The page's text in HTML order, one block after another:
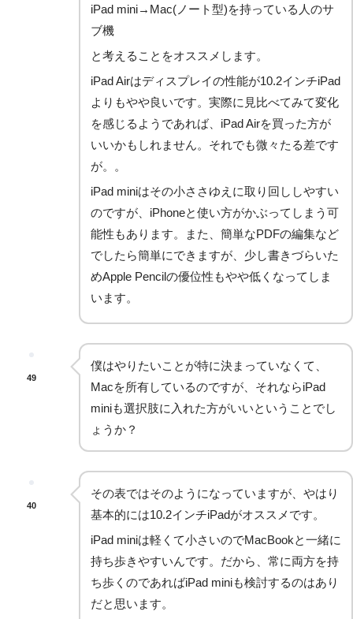
iPad mini→Mac(ノート型)を持っている人のサ
ブ機
と考えることをオススメします。
iPad Airはディスプレイの性能が10.2インチiPad
よりもやや良いです。実際に見比べてみて変化
を感じるようであれば、iPad Airを買った方が
いいかもしれません。それでも微々たる差です
が。。
iPad miniはその小ささゆえに取り回ししやすい
のですが、iPhoneと使い方がかぶってしまう可
能性もあります。また、簡単なPDFの編集など
でしたら簡単にできますが、少し書きづらいた
めApple Pencilの優位性もやや低くなってしま
います。
49
僕はやりたいことが特に決まっていなくて、
Macを所有しているのですが、それならiPad
miniも選択肢に入れた方がいいということでし
ょうか？
40
その表ではそのようになっていますが、やはり
基本的には10.2インチiPadがオススメです。
iPad miniは軽くて小さいのでMacBookと一緒に
持ち歩きやすいんです。だから、常に両方を持
ち歩くのであればiPad miniも検討するのはあり
だと思います。